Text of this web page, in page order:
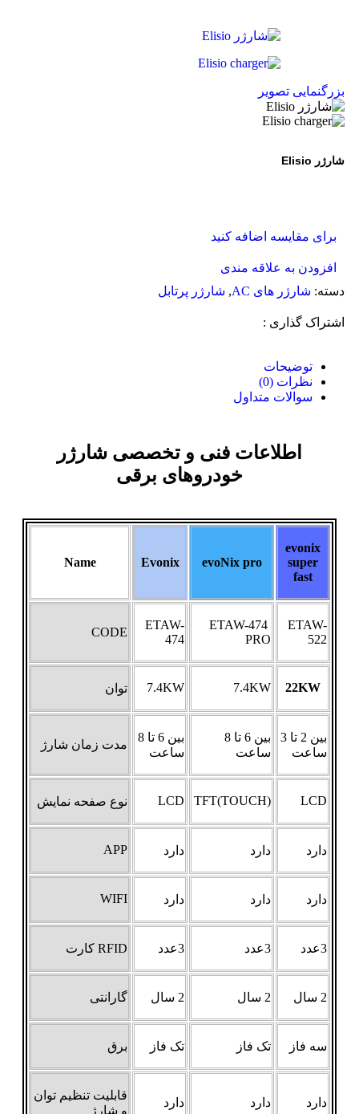
بزرگنمایی تصویر
شارژر Elisio
برای مقایسه اضافه کنید
افزودن به علاقه مندی
دسته: شارژر های AC , شارژر پرتابل
اشتراک گذاری :
توضیحات
نظرات (0)
سوالات متداول
اطلاعات فنی و تخصصی شارژر
خودروهای برقی
evonix
super
fast
evoNix pro
Evonix
Name
ETAW-
522
ETAW-474
PRO
ETAW-
474
CODE
22KW
7.4KW
7.4KW توان
بین 2 تا 3
ساعت
بین 6 تا 8
ساعت
بین 6 تا 8
ساعت
مدت زمان شارژ
LCD
TFT(TOUCH)
LCD نوع صفحه نمایش
دارد دارد دارد APP
دارد دارد دارد WIFI
3عدد 3عدد 3عدد RFID کارت
2 سال 2 سال 2 سال گارانتی
سه فاز تک فاز تک فاز برق
دارد دارد دارد
قابلیت تنظیم توان
و شارژ